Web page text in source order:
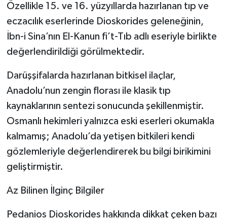
Özellikle 15. ve 16. yüzyıllarda hazırlanan tıp ve
eczacılık eserlerinde Dioskorides geleneğinin,
İbn-i Sina’nın El-Kanun fi’t-Tıb adlı eseriyle birlikte
değerlendirildiği görülmektedir.
Darüşşifalarda hazırlanan bitkisel ilaçlar,
Anadolu’nun zengin florası ile klasik tıp
kaynaklarının sentezi sonucunda şekillenmiştir.
Osmanlı hekimleri yalnızca eski eserleri okumakla
kalmamış; Anadolu’da yetişen bitkileri kendi
gözlemleriyle değerlendirerek bu bilgi birikimini
geliştirmiştir.
Az Bilinen İlginç Bilgiler
Pedanios Dioskorides hakkında dikkat çeken bazı